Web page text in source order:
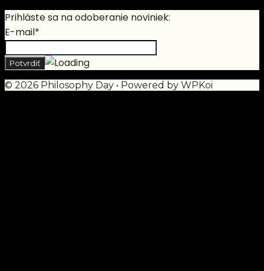
Prihláste sa na odoberanie noviniek:
E-mail*
© 2026 Philosophy Day • Powered by WPKoi